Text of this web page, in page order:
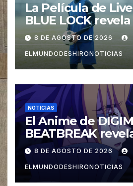
La Película de
BLUE LOCK
especial con el
interpretado por
8 DE AGOSTO DE 2026
ELMUNDODESHIRONOTICIAS
NOTICIAS
El Anime de
BEATBREAK
nueva imagen
Arco Asuka
8 DE AGOSTO DE 2026
ELMUNDODESHIRONOTICIAS